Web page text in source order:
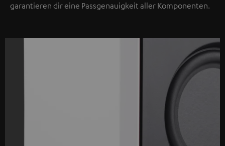
garantieren dir eine Passgenauigkeit aller Komponenten.